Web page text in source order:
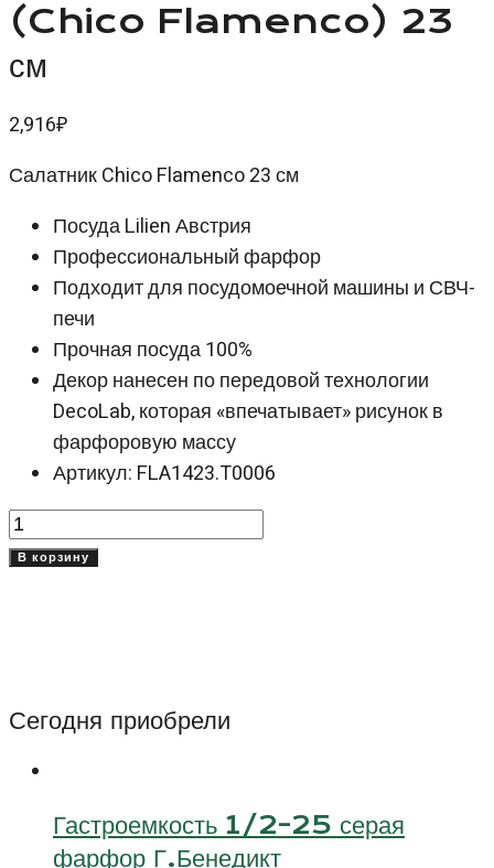
(Chico Flamenco) 23
см
2,916₽
Салатник Chico Flamenco 23 см
Посуда Lilien Австрия
Профессиональный фарфор
Подходит для посудомоечной машины и СВЧ-
печи
Прочная посуда 100%
Декор нанесен по передовой технологии
DecoLab, которая «впечатывает» рисунок в
фарфоровую массу
Артикул: FLA1423.T0006
Количество
товара
Flamenco)
23
В корзину
Сегодня приобрели
Гастроемкость 1/2-25 серая
фарфор Г.Бенедикт